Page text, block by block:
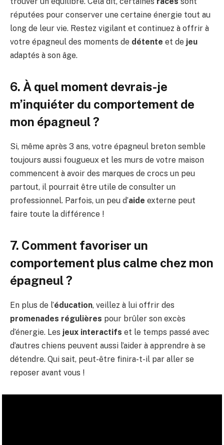
réputées pour conserver une certaine énergie tout au
long de leur vie. Restez vigilant et continuez à offrir à
votre épagneul des moments de détente et de jeu
adaptés à son âge.
6. À quel moment devrais-je
m’inquiéter du comportement de
mon épagneul ?
Si, même après 3 ans, votre épagneul breton semble
toujours aussi fougueux et les murs de votre maison
commencent à avoir des marques de crocs un peu
partout, il pourrait être utile de consulter un
professionnel. Parfois, un peu d’aide externe peut
faire toute la différence !
7. Comment favoriser un
comportement plus calme chez mon
épagneul ?
En plus de l’éducation, veillez à lui offrir des
promenades régulières pour brûler son excès
d’énergie. Les jeux interactifs et le temps passé avec
d’autres chiens peuvent aussi l’aider à apprendre à se
détendre. Qui sait, peut-être finira-t-il par aller se
reposer avant vous !